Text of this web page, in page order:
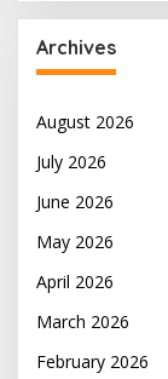
Archives
August 2026
July 2026
June 2026
May 2026
April 2026
March 2026
February 2026